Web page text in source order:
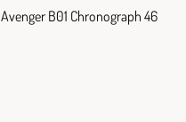
Avenger B01 Chronograph 46